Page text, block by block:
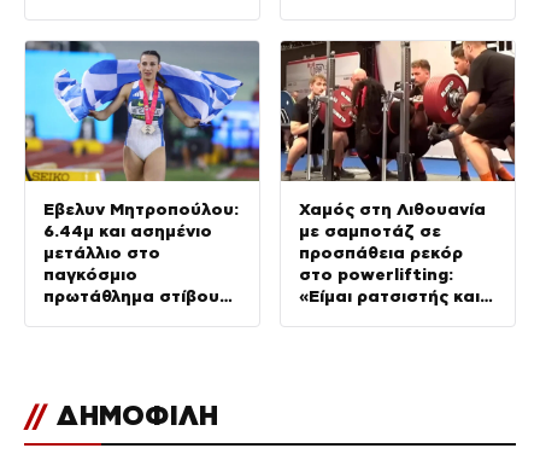
Έβελυν Μητροπούλου:
6.44μ και ασημένιο
μετάλλιο στο
παγκόσμιο
πρωτάθλημα στίβου
Χαμός στη Λιθουανία
με σαμποτάζ σε
προσπάθεια ρεκόρ
στο powerlifting:
«Είμαι ρατσιστής και
// ΔΗΜΟΦΙΛΗ